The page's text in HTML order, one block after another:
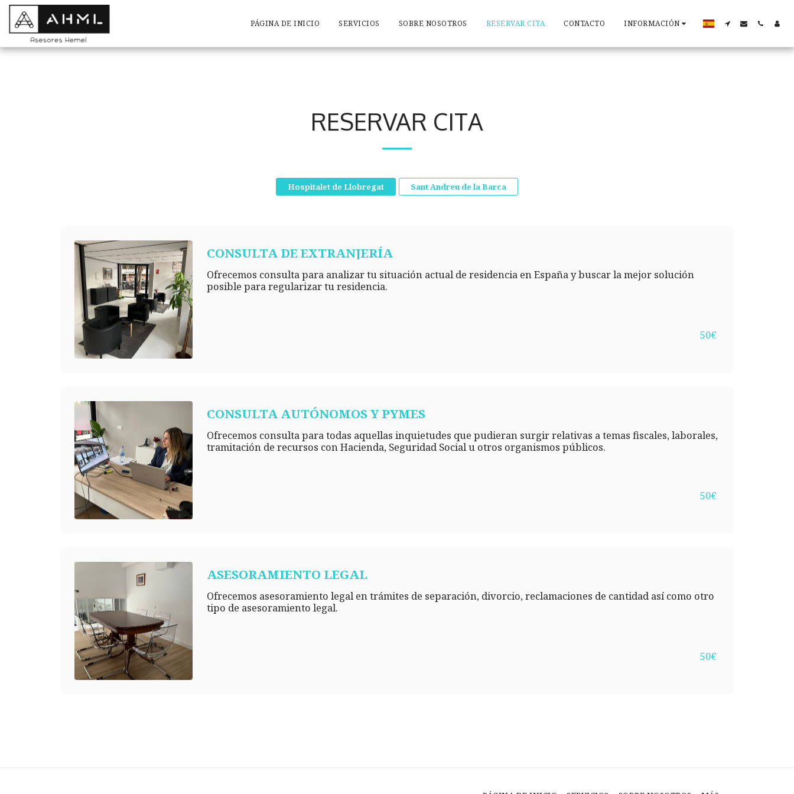
PÁGINA DE INICIO SERVICIOS SOBRE NOSOTROS RESERVAR CITA CONTACTO INFORMACIÓN
RESERVAR CITA
Hospitalet de Llobregat Sant Andreu de la Barca
CONSULTA DE EXTRANJERÍA
Ofrecemos consulta para analizar tu situación actual de residencia en España y buscar la mejor solución
posible para regularizar tu residencia.
50€
CONSULTA AUTÓNOMOS Y PYMES
Ofrecemos consulta para todas aquellas inquietudes que pudieran surgir relativas a temas fiscales, laborales,
tramitación de recursos con Hacienda, Seguridad Social u otros organismos públicos.
50€
ASESORAMIENTO LEGAL
Ofrecemos asesoramiento legal en trámites de separación, divorcio, reclamaciones de cantidad así como otro
tipo de asesoramiento legal.
50€